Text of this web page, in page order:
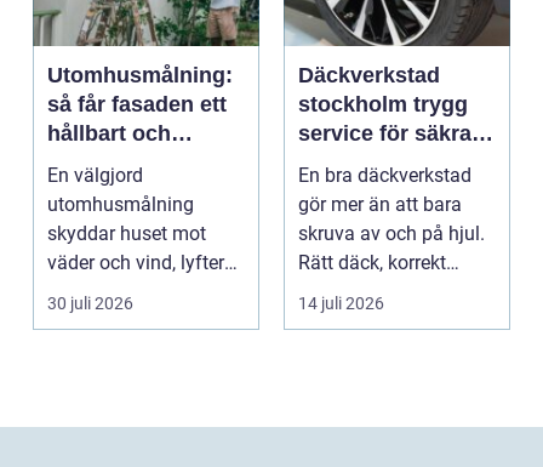
Utomhusmålning:
så får fasaden ett
hållbart och
vackert resultat
En välgjord
utomhusmålning
skyddar huset mot
väder och vind, lyfter
helhetsintrycket...
30 juli 2026
Däckverkstad
stockholm trygg
service för säkra
mil året runt
En bra däckverkstad
gör mer än att bara
skruva av och på hjul.
Rätt däck, korrekt
montering och rege...
14 juli 2026